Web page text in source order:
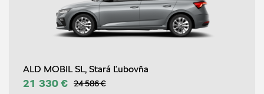
ALD MOBIL SL, Stará Ľubovňa
21 330 € 24 586 €